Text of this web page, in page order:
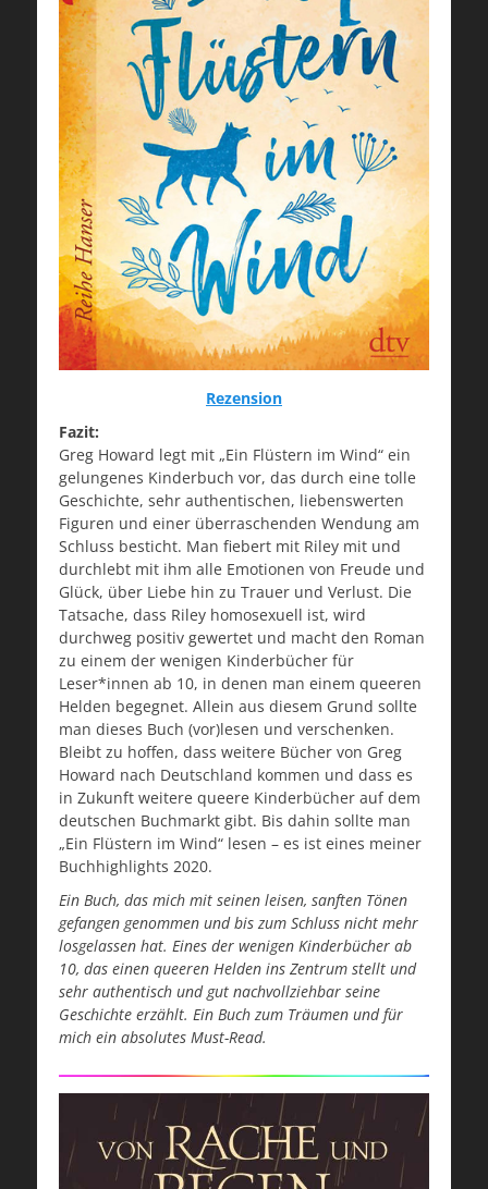
Rezension
Fazit:
Greg Howard legt mit „Ein Flüstern im Wind“ ein
gelungenes Kinderbuch vor, das durch eine tolle
Geschichte, sehr authentischen, liebenswerten
Figuren und einer überraschenden Wendung am
Schluss besticht. Man fiebert mit Riley mit und
durchlebt mit ihm alle Emotionen von Freude und
Glück, über Liebe hin zu Trauer und Verlust. Die
Tatsache, dass Riley homosexuell ist, wird
durchweg positiv gewertet und macht den Roman
zu einem der wenigen Kinderbücher für
Leser*innen ab 10, in denen man einem queeren
Helden begegnet. Allein aus diesem Grund sollte
man dieses Buch (vor)lesen und verschenken.
Bleibt zu hoffen, dass weitere Bücher von Greg
Howard nach Deutschland kommen und dass es
in Zukunft weitere queere Kinderbücher auf dem
deutschen Buchmarkt gibt. Bis dahin sollte man
„Ein Flüstern im Wind“ lesen – es ist eines meiner
Buchhighlights 2020.
Ein Buch, das mich mit seinen leisen, sanften Tönen
gefangen genommen und bis zum Schluss nicht mehr
losgelassen hat. Eines der wenigen Kinderbücher ab
10, das einen queeren Helden ins Zentrum stellt und
sehr authentisch und gut nachvollziehbar seine
Geschichte erzählt. Ein Buch zum Träumen und für
mich ein absolutes Must-Read.